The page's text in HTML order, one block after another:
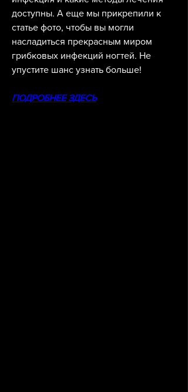
доступны. А еще мы прикрепили к
статье фото, чтобы вы могли
насладиться прекрасным миром
грибковых инфекций ногтей. Не
упустите шанс узнать больше!
ПОДРОБНЕЕ ЗДЕСЬ